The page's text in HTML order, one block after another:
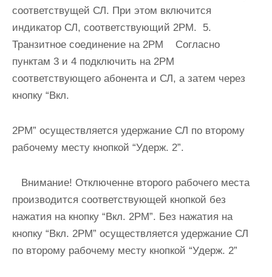
соответствущей СЛ. При этом включится
индикатор СЛ, соответствующий 2РМ. 5.
Транзитное соединение на 2РМ Согласно
пунктам 3 и 4 подключить на 2РМ
соответствующего абонента и СЛ, а затем через
кнопку “Вкл.
2РМ” осуществляется удержание СЛ по второму
рабочему месту кнопкой “Удерж. 2”.
Внимание! Отключенне второго рабочего места
производится соответствующей кнопкой без
нажатия на кнопку “Вкл. 2PM”. Без нажатия на
кнопку “Вкл. 2PM” осуществляется удержание СЛ
по второму рабочему месту кнопкой “Удерж. 2”